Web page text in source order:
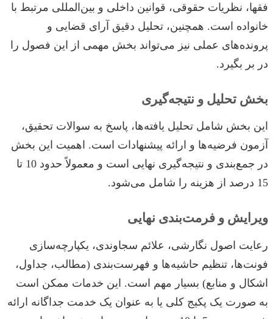
فقها، نظریات حقوقی، قوانین داخلی و بین‌المللی مرتبط با
خانواده است. همچنین، تحلیل دقیق آرای قضایی و
پرونده‌های عملی نیز می‌تواند بخش مهمی از این فصول را
در بر بگیرد.
بخش تحلیل و نتیجه‌گیری
این بخش شامل تحلیل یافته‌ها، پاسخ به سوالات تحقیق،
آزمون فرضیه‌ها و ارائه پیشنهادات است. اهمیت این بخش
در جمع‌بندی و نتیجه‌گیری نهایی است و معمولاً حدود 10 تا
15 درصد از هزینه را شامل می‌شود.
ویرایش و فرمت‌بندی نهایی
رعایت اصول نگارشی، علائم سجاوندی، یکپارچه‌سازی
فونت‌ها، تنظیم حاشیه‌ها و فهرست‌بندی (مطالب، جداول،
اشکال و منابع) بسیار مهم است. این خدمات ممکن است
به صورت یک پکیج کلی یا به عنوان یک خدمت جداگانه ارائه